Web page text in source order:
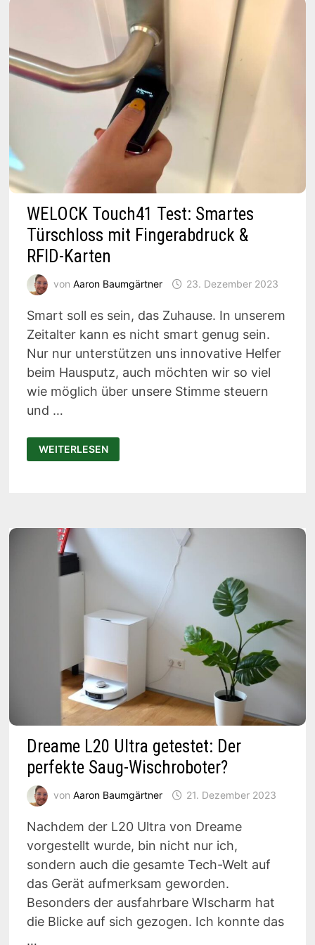
WELOCK Touch41 Test: Smartes
Türschloss mit Fingerabdruck &
RFID-Karten
von Aaron Baumgärtner 23. Dezember 2023
Smart soll es sein, das Zuhause. In unserem
Zeitalter kann es nicht smart genug sein.
Nur nur unterstützen uns innovative Helfer
beim Hausputz, auch möchten wir so viel
wie möglich über unsere Stimme steuern
und …
WELOCK
TOUCH41
TEST:
KARTEN
WEITERLESEN
Dreame L20 Ultra getestet: Der
perfekte Saug-Wischroboter?
von Aaron Baumgärtner 21. Dezember 2023
Nachdem der L20 Ultra von Dreame
vorgestellt wurde, bin nicht nur ich,
sondern auch die gesamte Tech-Welt auf
das Gerät aufmerksam geworden.
Besonders der ausfahrbare WIscharm hat
die Blicke auf sich gezogen. Ich konnte das
…